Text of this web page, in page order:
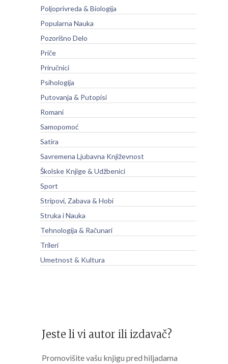
Poljoprivreda & Biologija
Popularna Nauka
Pozorišno Delo
Priče
Priručnici
Psihologija
Putovanja & Putopisi
Romani
Samopomoć
Satira
Savremena Ljubavna Književnost
Školske Knjige & Udžbenici
Sport
Stripovi, Zabava & Hobi
Struka i Nauka
Tehnologija & Računari
Trileri
Umetnost & Kultura
Jeste li vi autor ili izdavač?
Promovišite vašu knjigu pred hiljadama